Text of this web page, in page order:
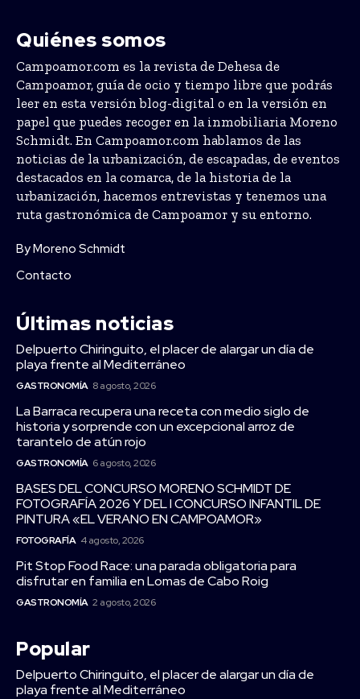
Quiénes somos
Campoamor.com es la revista de Dehesa de
Campoamor, guía de ocio y tiempo libre que podrás
leer en esta versión blog-digital o en la versión en
papel que puedes recoger en la inmobiliaria Moreno
Schmidt. En Campoamor.com hablamos de las
noticias de la urbanización, de escapadas, de eventos
destacados en la comarca, de la historia de la
urbanización, hacemos entrevistas y tenemos una
ruta gastronómica de Campoamor y su entorno.
By Moreno Schmidt
Contacto
Últimas noticias
Delpuerto Chiringuito, el placer de alargar un día de
playa frente al Mediterráneo
GASTRONOMÍA 8 agosto, 2026
La Barraca recupera una receta con medio siglo de
historia y sorprende con un excepcional arroz de
tarantelo de atún rojo
GASTRONOMÍA 6 agosto, 2026
BASES DEL CONCURSO MORENO SCHMIDT DE
FOTOGRAFÍA 2026 Y DEL I CONCURSO INFANTIL DE
PINTURA «EL VERANO EN CAMPOAMOR»
FOTOGRAFÍA 4 agosto, 2026
Pit Stop Food Race: una parada obligatoria para
disfrutar en familia en Lomas de Cabo Roig
GASTRONOMÍA 2 agosto, 2026
Popular
Delpuerto Chiringuito, el placer de alargar un día de
playa frente al Mediterráneo